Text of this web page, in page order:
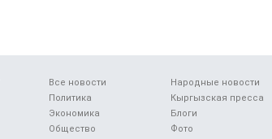
Все новости
Политика
Экономика
Общество
Народные новости
Кыргызская пресса
Блоги
Фото